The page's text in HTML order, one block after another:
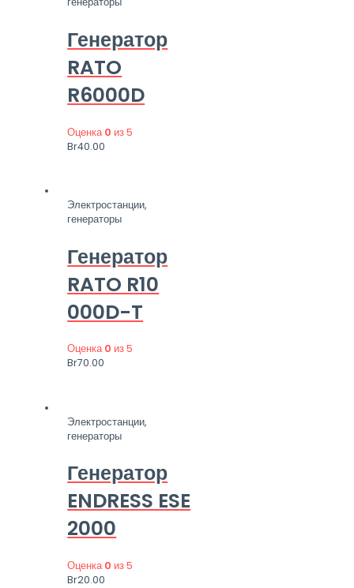
Генератор
RATO
R6000D
Оценка0 из 5
Br40.00
Электростанции,
генераторы
Генератор
RATO R10
000D-T
Оценка0 из 5
Br70.00
Электростанции,
генераторы
Генератор
ENDRESS ESE
2000
Оценка0 из 5
Br20.00